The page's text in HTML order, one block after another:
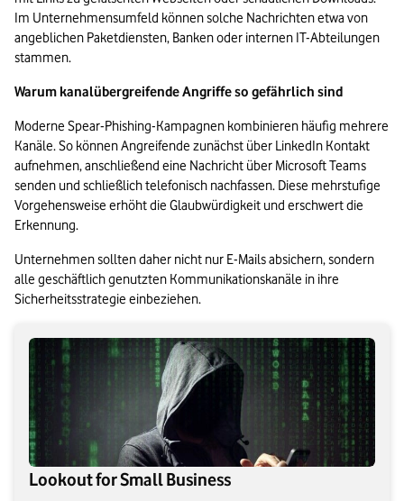
Im Unternehmensumfeld können solche Nachrichten etwa von
angeblichen Paketdiensten, Banken oder internen IT-Abteilungen
stammen.
Warum kanalübergreifende Angriffe so gefährlich sind
Moderne Spear-Phishing-Kampagnen kombinieren häufig mehrere
Kanäle. So können Angreifende zunächst über LinkedIn Kontakt
aufnehmen, anschließend eine Nachricht über Microsoft Teams
senden und schließlich telefonisch nachfassen. Diese mehrstufige
Vorgehensweise erhöht die Glaubwürdigkeit und erschwert die
Erkennung.
Unternehmen sollten daher nicht nur E-Mails absichern, sondern
alle geschäftlich genutzten Kommunikationskanäle in ihre
Sicherheitsstrategie einbeziehen.
Lookout for Small Business